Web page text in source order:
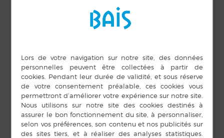
de produits locaux par le LOCAVOR d’Etrelles
Date :
20 octobre 2018
Heure :
14 h 00 min à 17 h 00
min
Médiathèque
Espace des Fontaines
BAIS, 35680
Téléphone
02 99 76 57 10
Voir Lieu site web